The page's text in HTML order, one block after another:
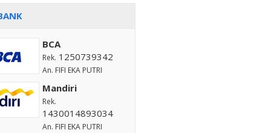
BCA
Rek. 1250739342
An. FIFI EKA PUTRI
Mandiri
Rek.
1430014893034
An. FIFI EKA PUTRI